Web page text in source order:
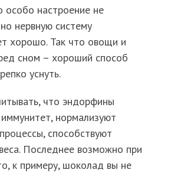
особо настроение не
нервную систему
хорошо. Так что овощи и
сном – хороший способ
уснуть.
что эндорфины
нормализуют
способствуют
Последнее возможно при
к примеру, шоколад вы не